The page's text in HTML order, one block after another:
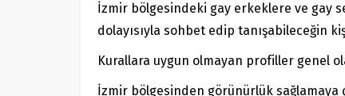
İzmir bölgesindeki gay erkeklere ve gay
dolayısıyla sohbet edip tanışabileceğin
Kurallara uygun olmayan profiller genel
İzmir bölgesinden görünürlük sağlamaya